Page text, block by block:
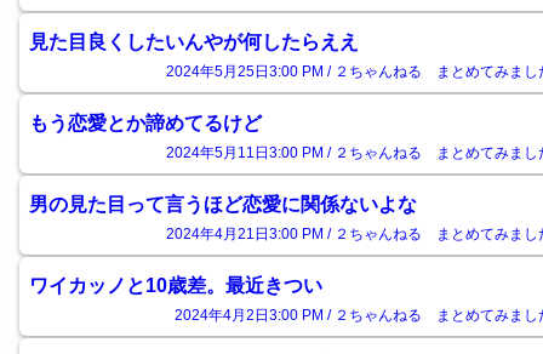
見た目良くしたいんやが何したらええ
2024年5月25日3:00 PM / ２ちゃんねる まとめてみまし
もう恋愛とか諦めてるけど
2024年5月11日3:00 PM / ２ちゃんねる まとめてみまし
男の見た目って言うほど恋愛に関係ないよな
2024年4月21日3:00 PM / ２ちゃんねる まとめてみまし
ワイカッノと10歳差。最近きつい
2024年4月2日3:00 PM / ２ちゃんねる まとめてみまし